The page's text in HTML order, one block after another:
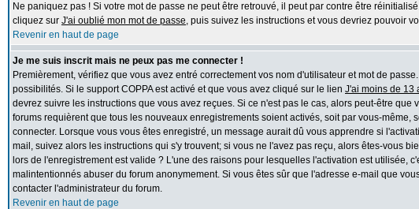
Ne paniquez pas ! Si votre mot de passe ne peut être retrouvé, il peut par contre être
cliquez sur J'ai oublié mon mot de passe, puis suivez les instructions et vous devriez pouvoir
Revenir en haut de page
Je me suis inscrit mais ne peux pas me connecter !
Premièrement, vérifiez que vous avez entré correctement vos nom d'utilisateur et mot de
possibilités. Si le support COPPA est activé et que vous avez cliqué sur le lien J'ai moins de 13
devrez suivre les instructions que vous avez reçues. Si ce n'est pas le cas, alors peut-être que
forums requièrent que tous les nouveaux enregistrements soient activés, soit par vous-même,
connecter. Lorsque vous vous êtes enregistré, un message aurait dû vous apprendre si
mail, suivez alors les instructions qui s'y trouvent; si vous ne l'avez pas reçu, alors êtes-vous
lors de l'enregistrement est valide ? L'une des raisons pour lesquelles l'activation est utilisée,
malintentionnés abuser du forum anonymement. Si vous êtes sûr que l'adresse e-mail que
contacter l'administrateur du forum.
Revenir en haut de page